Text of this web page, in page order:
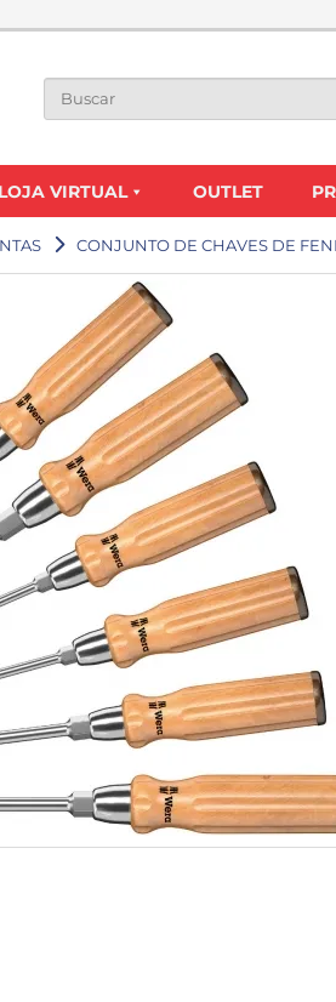
LOJA VIRTUAL OUTLET
CONJUNTO DE CHAVES DE